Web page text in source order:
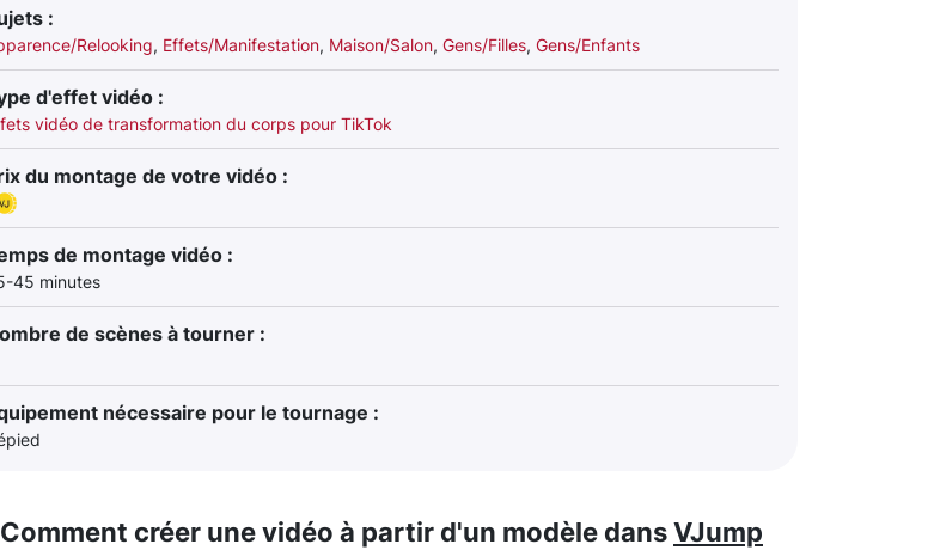
:
Relooking, Effets/Manifestation, Maison/Salon, Gens/Filles, Gens/Enfants
d'effet vidéo :
vidéo de transformation du corps pour TikTok
du montage de votre vidéo :
de montage vidéo :
45 minutes
de scènes à tourner :
nécessaire pour le tournage :
Comment créer une vidéo à partir d'un modèle dansVJump